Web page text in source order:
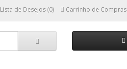
Lista de Desejos (0) Carrinho de Compras